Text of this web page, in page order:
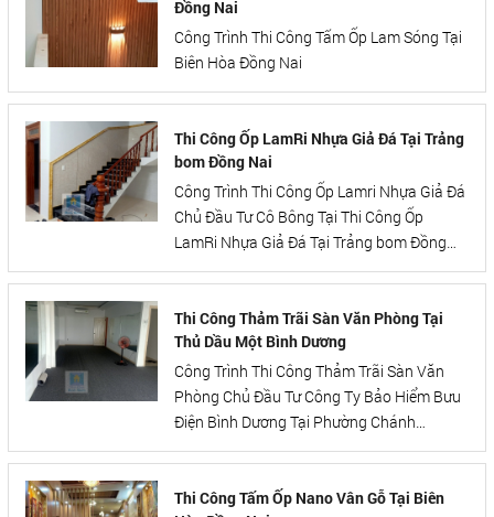
Đồng Nai
Công Trình Thi Công Tấm Ốp Lam Sóng Tại
Biên Hòa Đồng Nai
Thi Công Ốp LamRi Nhựa Giả Đá Tại Trảng
bom Đồng Nai
Công Trình Thi Công Ốp Lamri Nhựa Giả Đá
Chủ Đầu Tư Cô Bông Tại Thi Công Ốp
LamRi Nhựa Giả Đá Tại Trảng bom Đồng
Nai
Thi Công Thảm Trãi Sàn Văn Phòng Tại
Thủ Dầu Một Bình Dương
Công Trình Thi Công Thảm Trãi Sàn Văn
Phòng Chủ Đầu Tư Công Ty Bảo Hiểm Bưu
Điện Bình Dương Tại Phường Chánh
Nghĩa.TP Thủ Dầu Một, Tỉnh Bình Dương
Thi Công Tấm Ốp Nano Vân Gỗ Tại Biên